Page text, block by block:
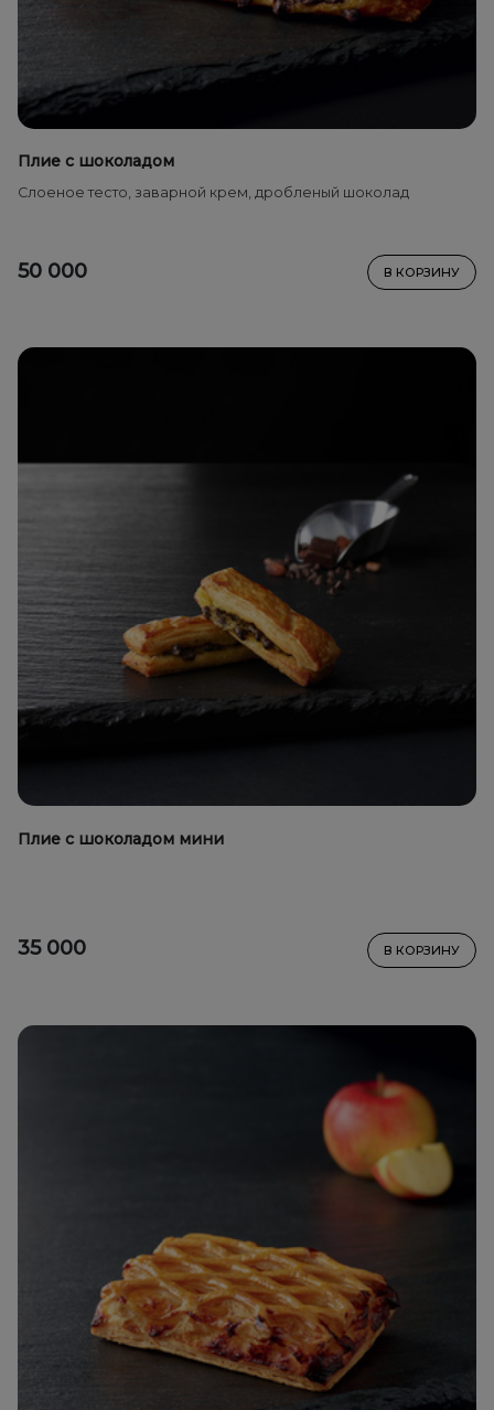
Плие с шоколадом
Слоеное тесто, заварной крем, дробленый шоколад
50 000 В КОРЗИНУ
Плие с шоколадом мини
35 000 В КОРЗИНУ